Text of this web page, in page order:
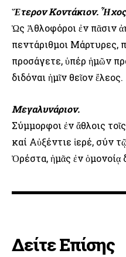
Ἕτερον Κοντάκιον. Ἦχος
Ὡς Ἀθλοφόροι ἐν πᾶσιν
πεντάριθμοι Μάρτυρες,
προσάγετε, ὑπέρ ἡμῶν
διδόναι ἡμῖν θεῖον ἔλεος.
Μεγαλυνάριον.
Σύμμορφοι ἐν ἄθλοις
καί Αὐξέντιε ἱερέ, σύν
Ὀρέστα, ἡμᾶς ἐν ὁμονοίᾳ
Δείτε Επίσης